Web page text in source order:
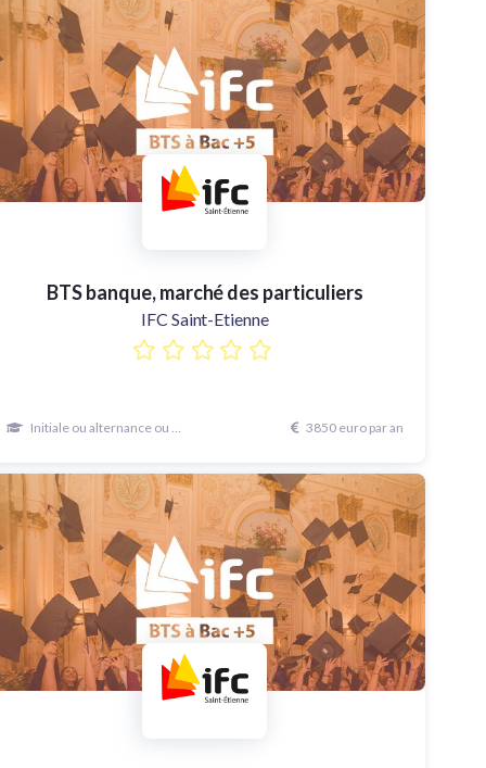
BTS banque, marché des particuliers
IFC Saint-Etienne
Initiale ou alternance ou continue 3850 euro par an